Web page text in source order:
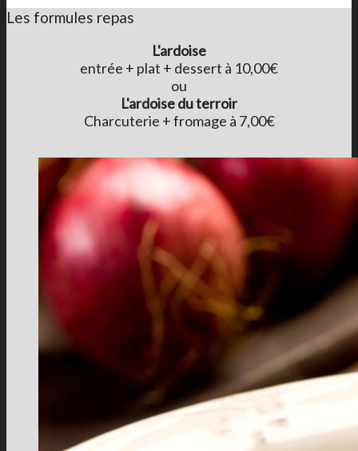
Les formules repas
L'ardoise
entrée + plat + dessert à 10,00€
ou
L'ardoise du terroir
Charcuterie + fromage à 7,00€